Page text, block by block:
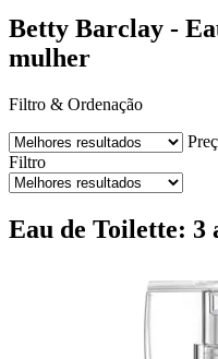
Betty Barclay -
mulher
Filtro & Ordenação
Filtro
Eau de Toilette: 3